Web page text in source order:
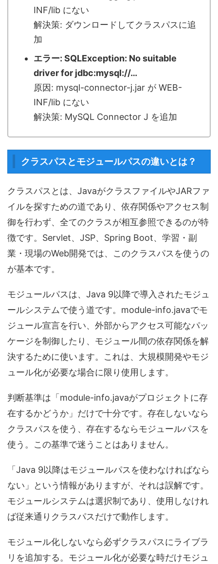
INF/lib にない
解決策: ダウンロードしてクラスパスに追
加
エラー: SQLException: No suitable
driver for jdbc:mysql://…
原因: mysql-connector-j.jar が WEB-
INF/lib にない
解決策: MySQL Connector J を追加
クラスパスとモジュールパスの違いとは？
クラスパスとは、JavaがクラスファイルやJARファ
イルを探すための道であり、依存関係やアクセス制
御を行わず、全てのクラスが相互参照できるのが特
徴です。Servlet、JSP、Spring Boot、学習・副
業・現場のWeb開発では、このクラスパスを使うの
が基本です。
モジュールパスは、Java 9以降で導入されたモジュ
ールシステムで使う道です。module-info.javaでモ
ジュール宣言を行い、外部からアクセス可能なパッ
ケージを制御したり、モジュール間の依存関係を解
決するために使います。これは、大規模開発やモジ
ュール化が必要な場合に限り使用します。
判断基準は「module-info.javaがプロジェクトに存
在するかどうか」だけで十分です。存在しないなら
クラスパスを使う、存在するならモジュールパスを
使う。この基準で迷うことはありません。
「Java 9以降はモジュールパスを使わなければなら
ない」という情報がありますが、それは誤解です。
モジュールシステムは選択制であり、使用しなけれ
ば従来通りクラスパスだけで動作します。
モジュール化しないなら必ずクラスパスにライブラ
リを追加する。モジュール化が必要な時だけモジュ